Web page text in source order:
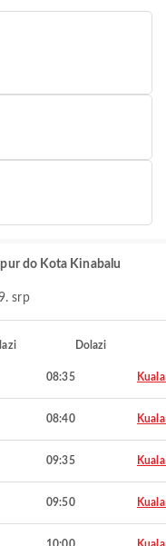
do Kota Kinabalu
srp
Dolazi
08:35
08:40
09:35
09:50